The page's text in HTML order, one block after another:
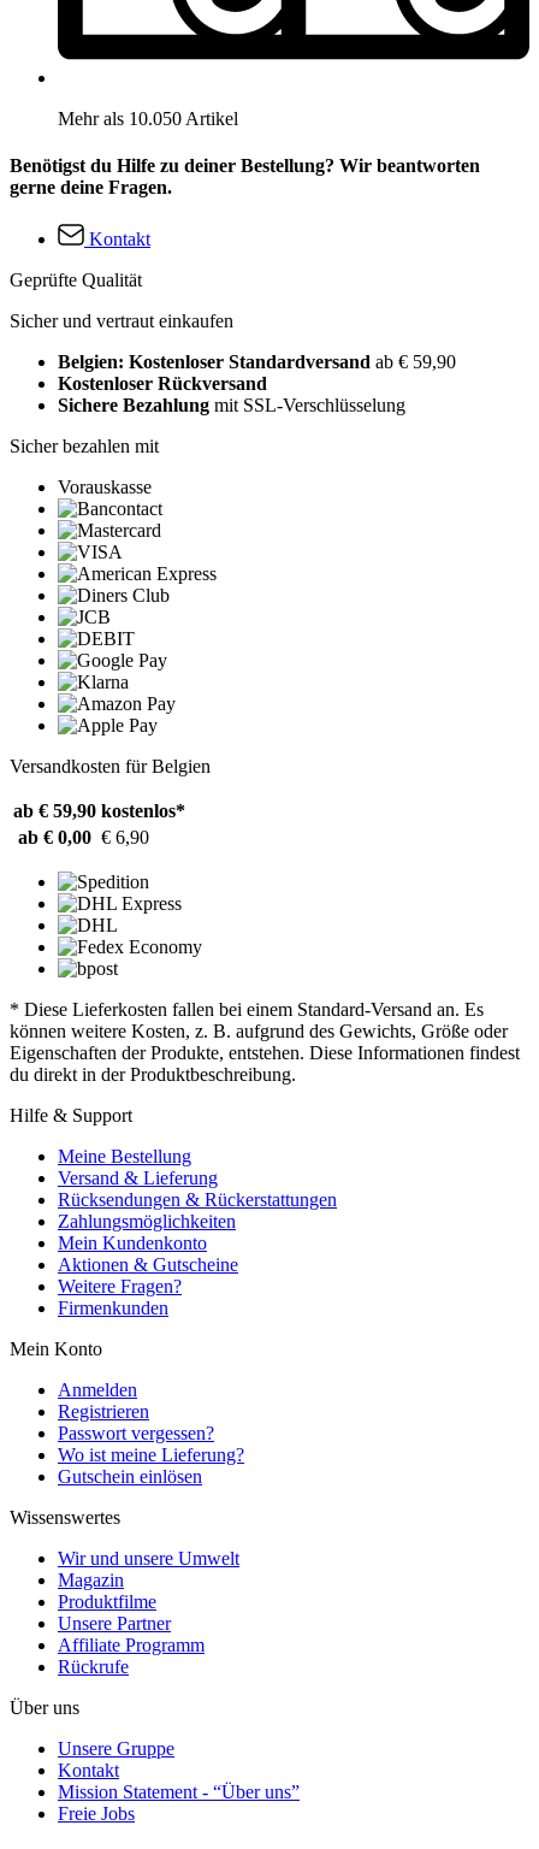
Mehr als 10.050 Artikel
Benötigst du Hilfe zu deiner Bestellung? Wir beantworten
gerne deine Fragen.
Kontakt
Geprüfte Qualität
Sicher und vertraut einkaufen
Belgien: Kostenloser Standardversand ab € 59,90
Kostenloser Rückversand
Sichere Bezahlung mit SSL-Verschlüsselung
Sicher bezahlen mit
Vorauskasse
Versandkosten für Belgien
ab € 59,90 kostenlos*
ab € 0,00 € 6,90
* Diese Lieferkosten fallen bei einem Standard-Versand an. Es
können weitere Kosten, z. B. aufgrund des Gewichts, Größe oder
Eigenschaften der Produkte, entstehen. Diese Informationen findest
du direkt in der Produktbeschreibung.
Hilfe & Support
Meine Bestellung
Versand & Lieferung
Rücksendungen & Rückerstattungen
Zahlungsmöglichkeiten
Mein Kundenkonto
Aktionen & Gutscheine
Weitere Fragen?
Firmenkunden
Mein Konto
Anmelden
Registrieren
Passwort vergessen?
Wo ist meine Lieferung?
Gutschein einlösen
Wissenswertes
Wir und unsere Umwelt
Magazin
Produktfilme
Unsere Partner
Affiliate Programm
Rückrufe
Über uns
Unsere Gruppe
Kontakt
Mission Statement - “Über uns”
Freie Jobs